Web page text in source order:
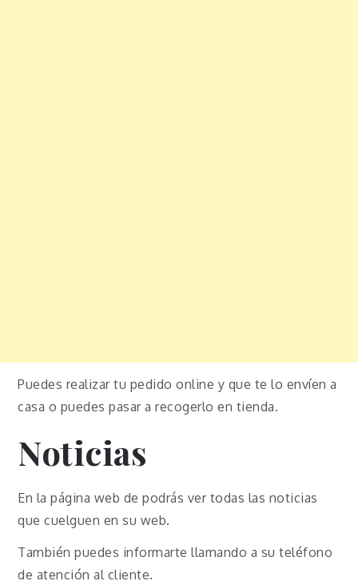
Puedes realizar tu pedido online y que te lo envíen a
casa o puedes pasar a recogerlo en tienda.
Noticias
En la página web de podrás ver todas las noticias
que cuelguen en su web.
También puedes informarte llamando a su teléfono
de atención al cliente.